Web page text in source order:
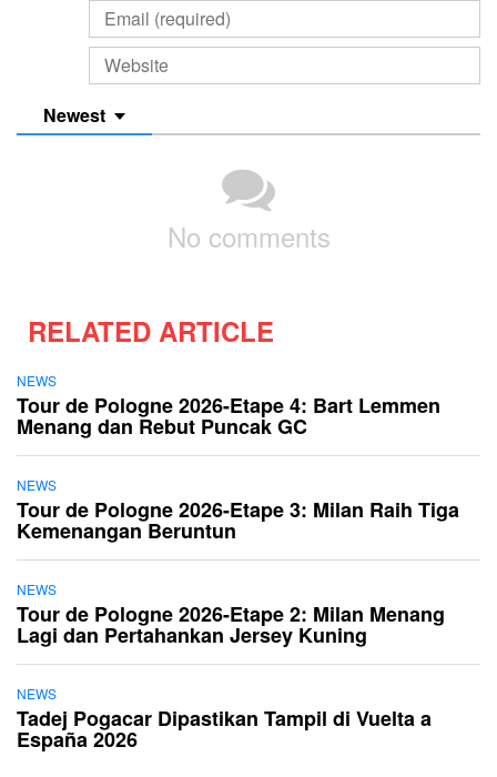
Newest
No comments
RELATED ARTICLE
NEWS
Tour de Pologne 2026-Etape 4: Bart Lemmen
Menang dan Rebut Puncak GC
NEWS
Tour de Pologne 2026-Etape 3: Milan Raih Tiga
Kemenangan Beruntun
NEWS
Tour de Pologne 2026-Etape 2: Milan Menang
Lagi dan Pertahankan Jersey Kuning
NEWS
Tadej Pogacar Dipastikan Tampil di Vuelta a
España 2026